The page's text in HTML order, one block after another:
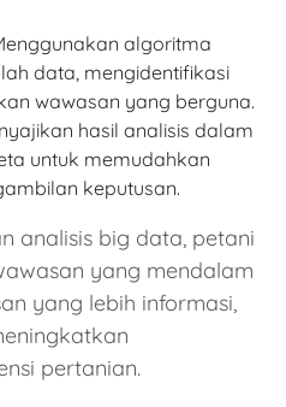
algoritma
data, mengidentifikasi
wawasan yang berguna.
hasil analisis dalam
untuk memudahkan
keputusan.
analisis big data, petani
yang mendalam
yang lebih informasi,
pertanian.